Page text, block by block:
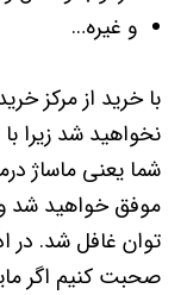
و غیره…
با خرید از مرکز
نخواهید شد زیرا با
شما یعنی ماساژ
موفق خواهید شد و
توان غافل شد. در
صحبت کنیم اگر